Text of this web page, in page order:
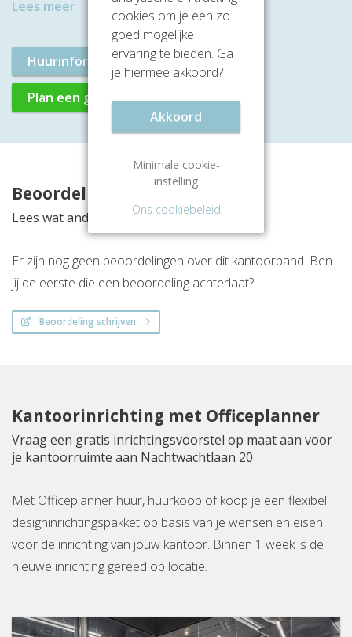
Lees meer
Huurinformatie aanvragen
Plan een gratis rondleiding
Beoordelingen
Lees wat anderen vinden van deze locatie
Er zijn nog geen beoordelingen over dit kantoorpand. Ben
jij de eerste die een beoordeling achterlaat?
Beoordeling schrijven
Kantoorinrichting met Officeplanner
Vraag een gratis inrichtingsvoorstel op maat aan voor
je kantoorruimte aan Nachtwachtlaan 20
Met Officeplanner huur, huurkoop of koop je een flexibel
designinrichtingspakket op basis van je wensen en eisen
voor de inrichting van jouw kantoor. Binnen 1 week is de
nieuwe inrichting gereed op locatie.
cookies om je een zo
goed mogelijke
ervaring te bieden. Ga
je hiermee akkoord?
Akkoord
Minimale cookie-
instelling
Ons cookiebeleid